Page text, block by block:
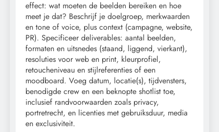
effect: wat moeten de beelden bereiken en hoe
meet je dat? Beschrijf je doelgroep, merkwaarden
en tone of voice, plus context (campagne, website,
PR). Specificeer deliverables: aantal beelden,
formaten en uitsnedes (staand, liggend, vierkant),
resoluties voor web en print, kleurprofiel,
retoucheniveau en stijlreferenties of een
moodboard. Voeg datum, locatie(s), tijdvensters,
benodigde crew en een beknopte shotlist toe,
inclusief randvoorwaarden zoals privacy,
portretrecht, en licenties met gebruiksduur, media
en exclusiviteit.